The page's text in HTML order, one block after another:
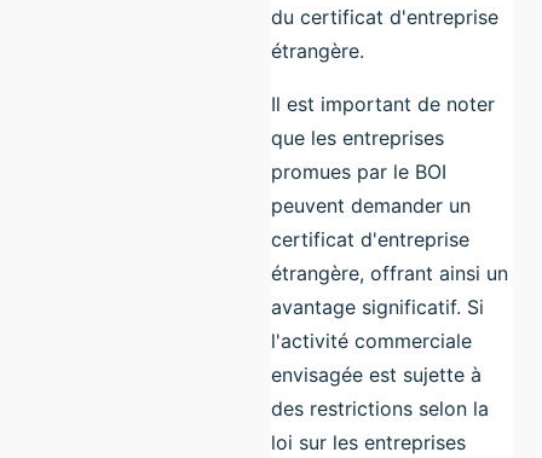
du certificat d'entreprise
étrangère.
Il est important de noter
que les entreprises
promues par le BOI
peuvent demander un
certificat d'entreprise
étrangère, offrant ainsi un
avantage significatif. Si
l'activité commerciale
envisagée est sujette à
des restrictions selon la
loi sur les entreprises